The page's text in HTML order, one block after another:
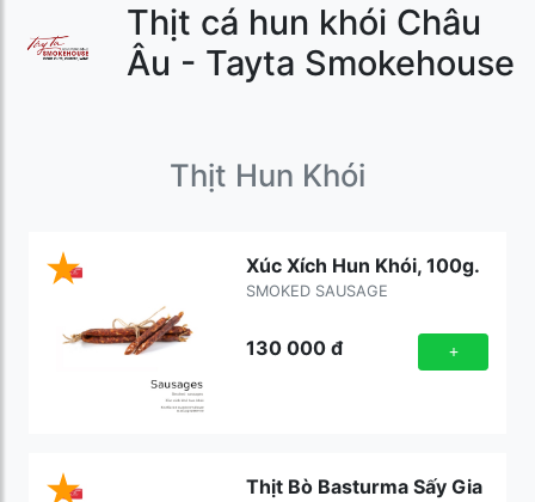
Thịt cá hun khói Châu
Âu - Tayta Smokehouse
Thịt Hun Khói
Xúc Xích Hun Khói, 100g.
SMOKED SAUSAGE
130 000đ +
Thịt Bò Basturma Sấy Gia